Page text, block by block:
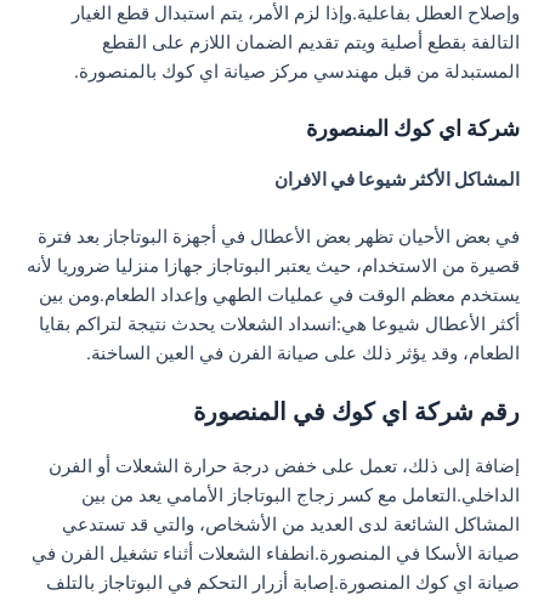
وإصلاح العطل بفاعلية.وإذا لزم الأمر، يتم استبدال قطع الغيار
التالفة بقطع أصلية ويتم تقديم الضمان اللازم على القطع
المستبدلة من قبل مهندسي مركز صيانة اي كوك بالمنصورة.
شركة اي كوك المنصورة
المشاكل الأكثر شيوعا في الافران
في بعض الأحيان تظهر بعض الأعطال في أجهزة البوتاجاز بعد فترة
قصيرة من الاستخدام، حيث يعتبر البوتاجاز جهازا منزليا ضروريا لأنه
يستخدم معظم الوقت في عمليات الطهي وإعداد الطعام.ومن بين
أكثر الأعطال شيوعا هي:انسداد الشعلات يحدث نتيجة لتراكم بقايا
الطعام، وقد يؤثر ذلك على صيانة الفرن في العين الساخنة.
رقم شركة اي كوك في المنصورة
إضافة إلى ذلك، تعمل على خفض درجة حرارة الشعلات أو الفرن
الداخلي.التعامل مع كسر زجاج البوتاجاز الأمامي يعد من بين
المشاكل الشائعة لدى العديد من الأشخاص، والتي قد تستدعي
صيانة الأسكا في المنصورة.انطفاء الشعلات أثناء تشغيل الفرن في
صيانة اي كوك المنصورة.إصابة أزرار التحكم في البوتاجاز بالتلف